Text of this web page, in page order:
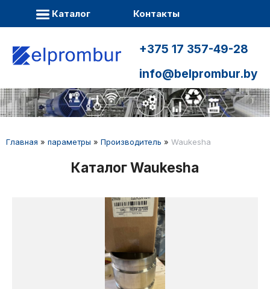
Каталог Контакты
+375 17 357-49-28
info@belprombur.by
Главная » параметры » Производитель » Waukesha
Каталог Waukesha